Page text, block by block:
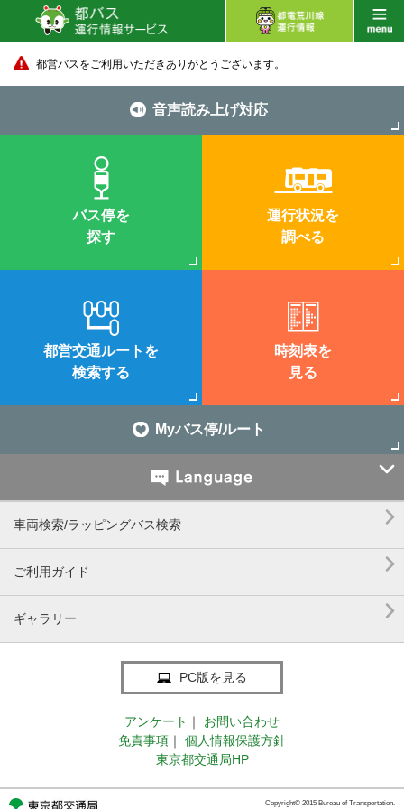
都営バスをご利用いただきありがとうございます。
音声読み上げ対応
バス停を
探す
運行状況を
調べる
都営交通ルートを
検索する
時刻表を
見る
Myバス停/ルート

車両検索/ラッピングバス検索 
ご利用ガイド 
ギャラリー 
PC版を見る
アンケート ｜
お問い合わせ
免責事項 ｜
個人情報保護方針
東京都交通局HP
Copyright© 2015 Bureau of Transportation.